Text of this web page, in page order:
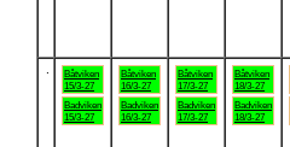
Båtviken
15/3-27
Badviken
15/3-27
Båtviken
16/3-27
Badviken
16/3-27
Båtviken
17/3-27
Badviken
17/3-27
Båtviken
18/3-27
Badviken
18/3-27